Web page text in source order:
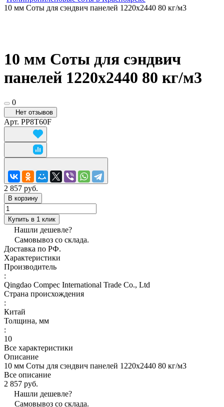
10 мм Соты для сэндвич панелей 1220х2440 80 кг/м3
10 мм Соты для сэндвич
панелей 1220х2440 80 кг/м3
0
Нет отзывов
Арт. PP8T60F
2 857 руб.
В корзину
Купить в 1 клик
Нашли дешевле?
Самовывоз со склада.
Доставка по РФ.
Характеристики
Производитель
:
Qingdao Compec International Trade Co., Ltd
Страна происхождения
:
Китай
Толщина, мм
:
10
Все характеристики
Описание
10 мм Соты для сэндвич панелей 1220х2440 80 кг/м3
Все описание
2 857 руб.
Нашли дешевле?
Самовывоз со склада.